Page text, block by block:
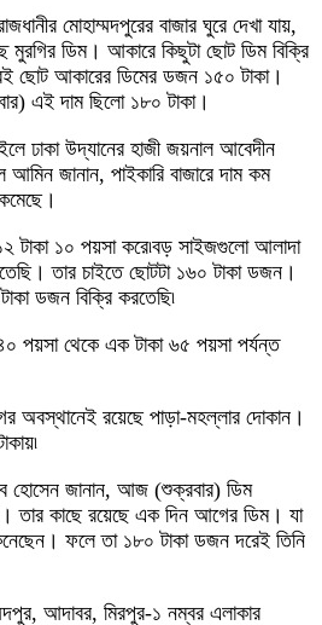
মোহাম্মদপুরের বাজার ঘুরে দেখা যায়,
মুরগির ডিম। আকারে কিছুটা ছোট ডিম বিক্রি
ছোট আকারের ডিমের ডজন ১৫০ টাকা।
এই দাম ছিলো ১৮০ টাকা।
ঢাকা উদ্যানের হাজী জয়নাল আবেদীন
জানান, পাইকারি বাজারে দাম কম
টাকা ১০ পয়সা করে৷বড় সাইজগুলো আলাদা
তার চাইতে ছোটটা ১৬০ টাকা ডজন।
ডজন বিক্রি করতেছি৷
পয়সা থেকে এক টাকা ৬৫ পয়সা পর্যন্ত
অবস্থানেই রয়েছে পাড়া-মহল্লার দোকান।
হোসেন জানান, আজ (শুক্রবার) ডিম
তার কাছে রয়েছে এক দিন আগের ডিম। যা
ফলে তা ১৮০ টাকা ডজন দরেই তিনি
আদাবর, মিরপুর-১ নম্বর এলাকার